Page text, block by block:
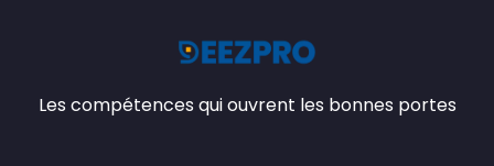
Les compétences qui ouvrent les bonnes portes